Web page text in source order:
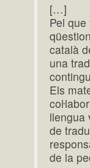
[…]
Pel
català
una
Els
llengua
de
de la